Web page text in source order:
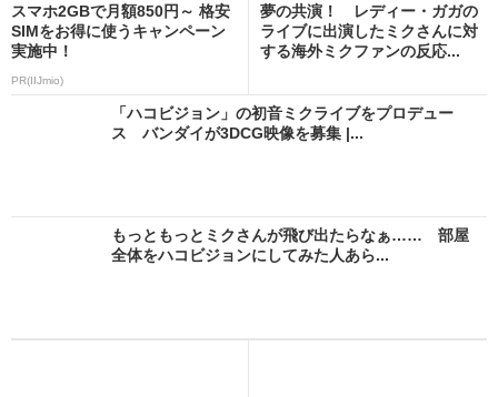
スマホ2GBで月額850円～ 格安
SIMをお得に使うキャンペーン
実施中！
PR(IIJmio)
夢の共演！ レディー・ガガの
ライブに出演したミクさんに対
する海外ミクファンの反応...
「ハコビジョン」の初音ミクライブをプロデュー
ス バンダイが3DCG映像を募集 |...
もっともっとミクさんが飛び出たらなぁ…… 部屋
全体をハコビジョンにしてみた人あら...